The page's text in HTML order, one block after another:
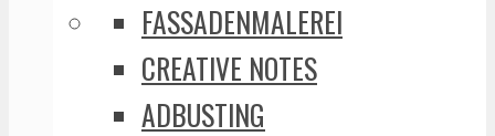
FASSADENMALEREI
CREATIVE NOTES
ADBUSTING